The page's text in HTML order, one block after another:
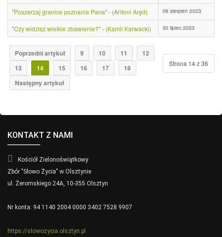
"Poszerzaj granice poznania Pana" - (Antoni Aręd) 06 sierpień 2023
"Czy widzisz wielkie zbawienie?" - (Kamil Karwacki) 30 lipiec 2023
Strona 14 z 36
Poprzedni artykuł 9 10 11
12
13
14 15 16 17
18
Następny artykuł
KONTAKT Z NAMI
Kościół Zielonoświątkowy
Zbór "Słowo Życia" w Olsztynie
ul. Żeromskiego 24A, 10-355 Olsztyn
Nr konta: 94 1140 2004 0000 3402 7528 9907
https://slowozycia.olsztyn.pl